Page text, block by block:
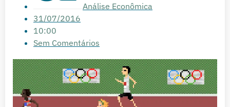
Análise Econômica
31/07/2016
10:00
Sem Comentários